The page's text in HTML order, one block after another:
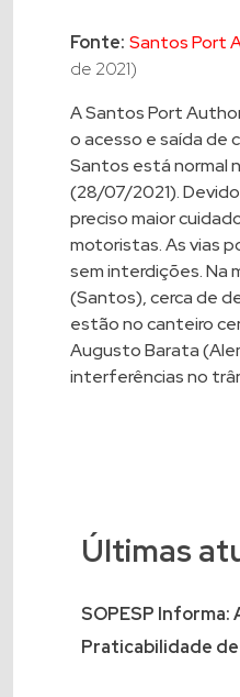
Fonte: Santos Port
de 2021)
A Santos Port
o acesso e saída de
Santos está normal
(28/07/2021).
preciso maior
motoristas. As vias
sem interdições. Na
(Santos), cerca de
estão no canteiro
Augusto Barata
interferências no
Últimas
SOPESP Informa:
Praticabilidade